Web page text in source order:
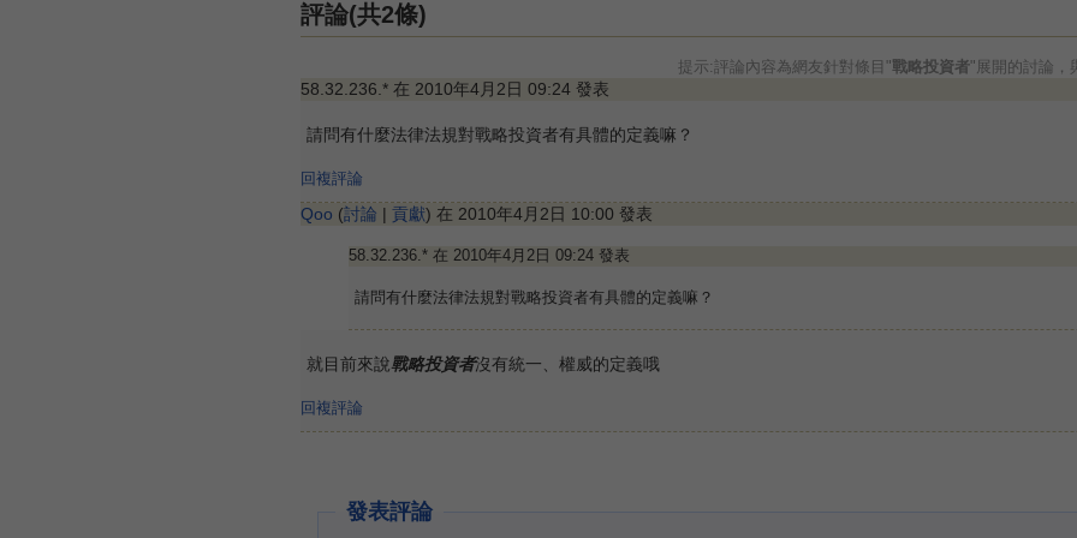
評論(共2條)
提示:評論內容為網友針對條目"戰略投資者"展開的討論，
58.32.236.* 在 2010年4月2日 09:24 發表
請問有什麼法律法規對戰略投資者有具體的定義嘛？
回複評論
Qoo (討論 | 貢獻) 在 2010年4月2日 10:00 發表
58.32.236.* 在 2010年4月2日 09:24 發表
請問有什麼法律法規對戰略投資者有具體的定義嘛？
就目前來說戰略投資者沒有統一、權威的定義哦
回複評論
發表評論